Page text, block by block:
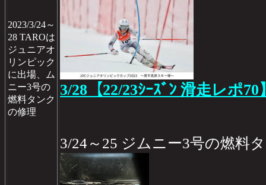
2023/3/24～
28 TAROは
ジュニアオ
リンピック
に出場、ム
ニー3号の
燃料タンク
の修理
3/28【22/23ｼｰｽﾞﾝ 滑走レポ70
3/24～25 ジムニー3号の燃料